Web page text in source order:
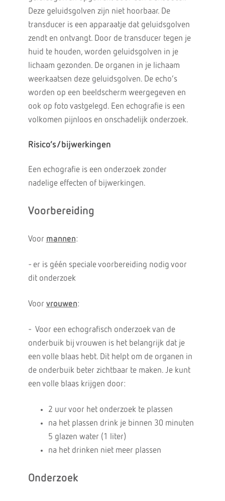
Deze geluidsgolven zijn niet hoorbaar. De
transducer is een apparaatje dat geluidsgolven
zendt en ontvangt. Door de transducer tegen je
huid te houden, worden geluidsgolven in je
lichaam gezonden. De organen in je lichaam
weerkaatsen deze geluidsgolven. De echo’s
worden op een beeldscherm weergegeven en
ook op foto vastgelegd. Een echografie is een
volkomen pijnloos en onschadelijk onderzoek.
Risico’s/bijwerkingen
Een echografie is een onderzoek zonder
nadelige effecten of bijwerkingen.
Voorbereiding
Voor mannen:
- er is géén speciale voorbereiding nodig voor
dit onderzoek
Voor vrouwen:
- Voor een echografisch onderzoek van de
onderbuik bij vrouwen is het belangrijk dat je
een volle blaas hebt. Dit helpt om de organen in
de onderbuik beter zichtbaar te maken. Je kunt
een volle blaas krijgen door:
2 uur voor het onderzoek te plassen
na het plassen drink je binnen 30 minuten
5 glazen water (1 liter)
na het drinken niet meer plassen
Onderzoek